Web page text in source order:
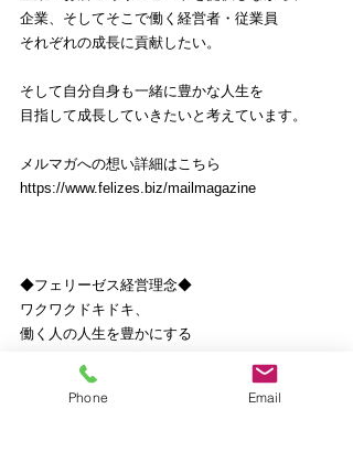
企業、そしてそこで働く経営者・従業員
それぞれの成長に貢献したい。
そして自分自身も一緒に豊かな人生を
目指して成長していきたいと考えています。
メルマガへの想い詳細はこちら
https://www.felizes.biz/mailmagazine
◆フェリーゼス経営理念◆
ワクワクドキドキ、
働く人の人生を豊かにする
◇フェリーゼスミッション◇
Phone Email